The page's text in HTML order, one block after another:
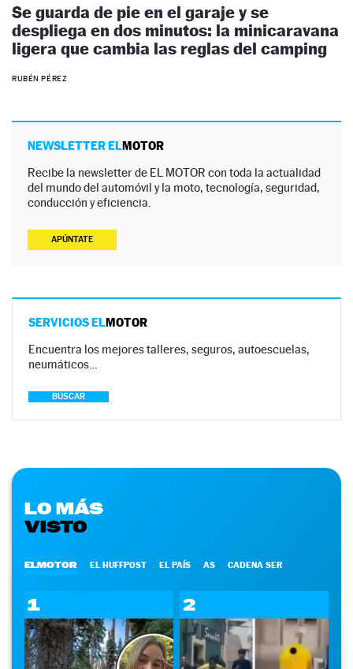
Se guarda de pie en el garaje y se
despliega en dos minutos: la minicaravana
ligera que cambia las reglas del camping
RUBÉN PÉREZ
NEWSLETTER ELMOTOR
Recibe la newsletter de EL MOTOR con toda la actualidad
del mundo del automóvil y la moto, tecnología, seguridad,
conducción y eficiencia.
APÚNTATE
SERVICIOS ELMOTOR
Encuentra los mejores talleres, seguros, autoescuelas,
neumáticos…
BUSCAR
LO MÁS
VISTO
ELMOTOR EL HUFFPOST EL PAÍS AS CADENA SER
1 2